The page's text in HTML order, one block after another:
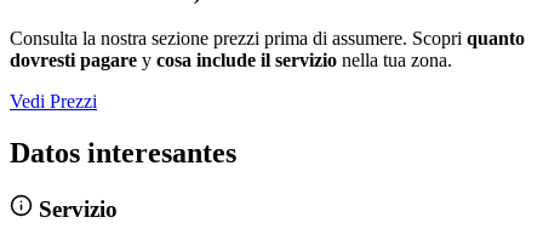
Consulta la nostra sezione prezzi prima di assumere. Scopri quanto
dovresti pagare y cosa include il servizio nella tua zona.
Vedi Prezzi
Datos interesantes
Servizio